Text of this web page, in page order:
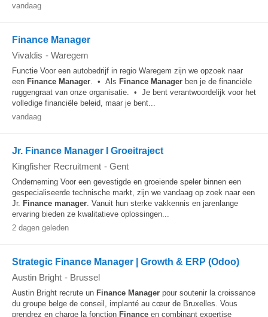
vandaag
Finance Manager
Vivaldis - Waregem
Functie Voor een autobedrijf in regio Waregem zijn we opzoek naar
een Finance Manager. • Als Finance Manager ben je de financiële
ruggengraat van onze organisatie. • Je bent verantwoordelijk voor het
volledige financiële beleid, maar je bent...
vandaag
Jr. Finance Manager I Groeitraject
Kingfisher Recruitment - Gent
Onderneming Voor een gevestigde en groeiende speler binnen een
gespecialiseerde technische markt, zijn we vandaag op zoek naar een
Jr. Finance manager. Vanuit hun sterke vakkennis en jarenlange
ervaring bieden ze kwalitatieve oplossingen...
2 dagen geleden
Strategic Finance Manager | Growth & ERP (Odoo)
Austin Bright - Brussel
Austin Bright recrute un Finance Manager pour soutenir la croissance
du groupe belge de conseil, implanté au cœur de Bruxelles. Vous
prendrez en charge la fonction Finance en combinant expertise